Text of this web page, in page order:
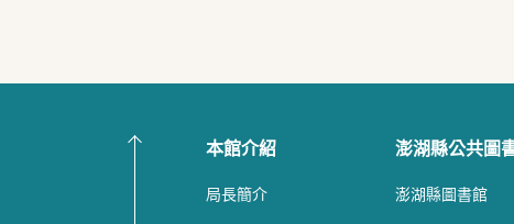
本館介紹
局長簡介
澎湖縣公共圖
澎湖縣圖書館